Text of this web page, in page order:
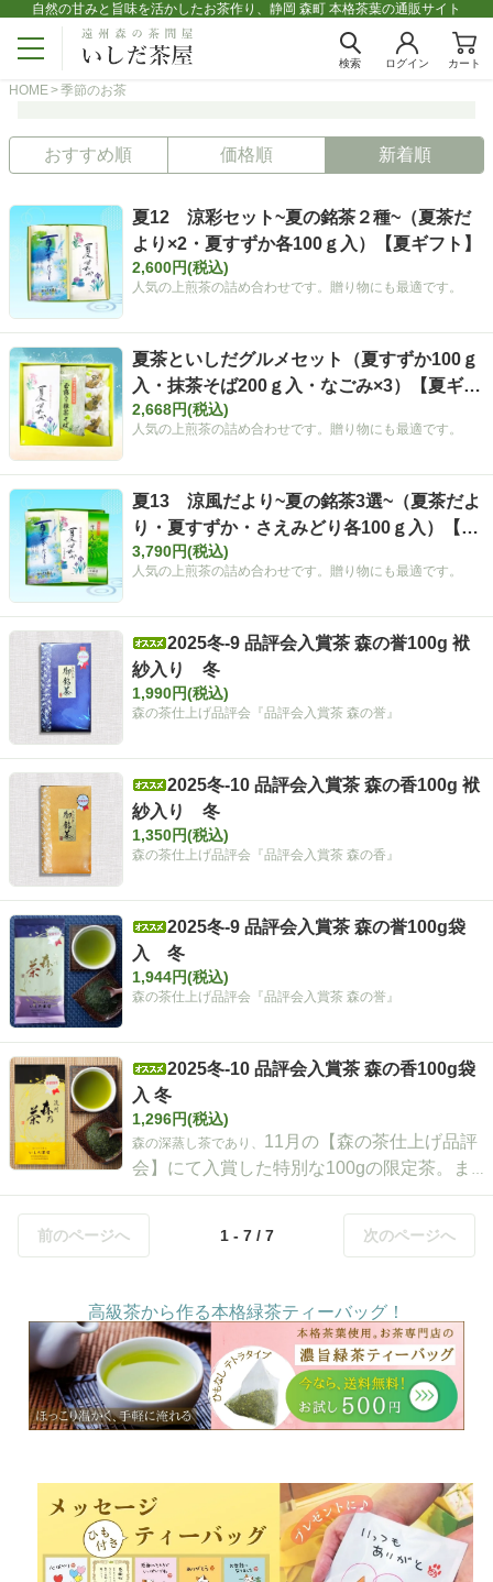
自然の甘みと旨味を活かしたお茶作り、静岡 森町 本格茶葉の通販サイト
検索 ログイン カート
HOME 季節のお茶
おすすめ順 価格順 新着順
夏12 涼彩セット~夏の銘茶２種~（夏茶だ
より×2・夏すずか各100ｇ入）【夏ギフト】
2,600円(税込)
人気の上煎茶の詰め合わせです。贈り物にも最適です。
夏茶といしだグルメセット（夏すずか100ｇ
入・抹茶そば200ｇ入・なごみ×3）【夏ギフ
ト】
2,668円(税込)
人気の上煎茶の詰め合わせです。贈り物にも最適です。
夏13 涼風だより~夏の銘茶3選~（夏茶だよ
り・夏すずか・さえみどり各100ｇ入）【夏
ギフト】
3,790円(税込)
人気の上煎茶の詰め合わせです。贈り物にも最適です。
2025冬-9 品評会入賞茶 森の誉100g 袱
紗入り 冬
1,990円(税込)
森の茶仕上げ品評会『品評会入賞茶 森の誉』
2025冬-10 品評会入賞茶 森の香100g 袱
紗入り 冬
1,350円(税込)
森の茶仕上げ品評会『品評会入賞茶 森の香』
2025冬-9 品評会入賞茶 森の誉100g袋
入 冬
1,944円(税込)
森の茶仕上げ品評会『品評会入賞茶 森の誉』
2025冬-10 品評会入賞茶 森の香100g袋
入 冬
1,296円(税込)
森の深蒸し茶であり、 11月の【森の茶仕上げ品評
会】にて入賞した特別な100gの限定茶。ま
ろやかなコクと深みのある味わいが特徴。甘
味を感じる贈り物に最適。真空窒素充填パッ
クで鮮度保持。保存方法にも配慮。
前のページへ 1 - 7 / 7 次のページへ
高級茶から作る本格緑茶ティーバッグ！